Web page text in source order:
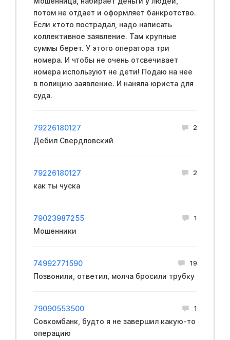
потом не отдает и оформляет банкротство.
Если ктото пострадал, надо написать
коллективное заявление. Там крупные
суммы берет. У этого оператора три
номера. И чтобы не очень отсвечивает
номера используют не дети! Подаю на нее
в полицию заявление. И наняла юриста для
суда.
79226180127 2
Дебил Свердловский
79226180127 2
как ты чуска
79023987255 1
Мошенники
74992771590 19
Позвонили, ответил, молча бросили трубку
79090553500 1
Совкомбанк, будто я не завершил какую-то
операцию